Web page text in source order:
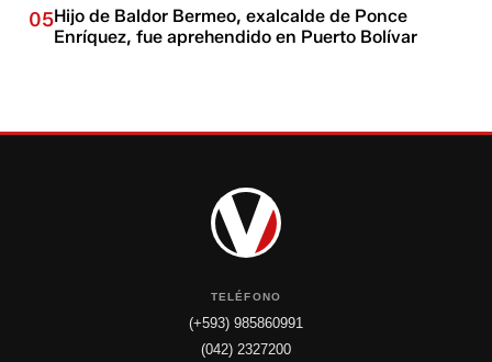
05Hijo de Baldor Bermeo, exalcalde de Ponce
Enríquez, fue aprehendido en Puerto Bolívar
TELÉFONO
(+593) 985860991
(042) 2327200